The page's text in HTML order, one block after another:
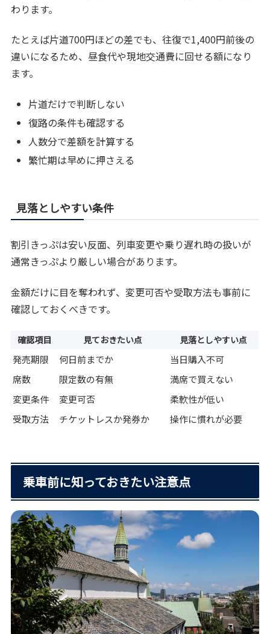
わります。
たとえば片道700円ほどの差でも、往復で1,400円前後の
違いになるため、昼食代や現地交通費に回せる額になり
ます。
片道だけで判断しない
復路の条件も確認する
人数分で差額を計算する
繁忙期は早めに押さえる
見落としやすい条件
割引きっぷは安い反面、列車変更や乗り遅れ時の扱いが
通常きっぷより厳しい場合があります。
金額だけに目を奪われず、変更可否や受取方法も事前に
確認しておくべきです。
確認項目 見ておきたい点 見落としやすい点
発売期限 何日前までか
当日購入不可
席数
限定数の有無
満席で買えない
変更条件
変更可否
柔軟性が低い
受取方法
チケットレスか発券か 操作に慣れが必要
乗車前に知っておきたい注意点